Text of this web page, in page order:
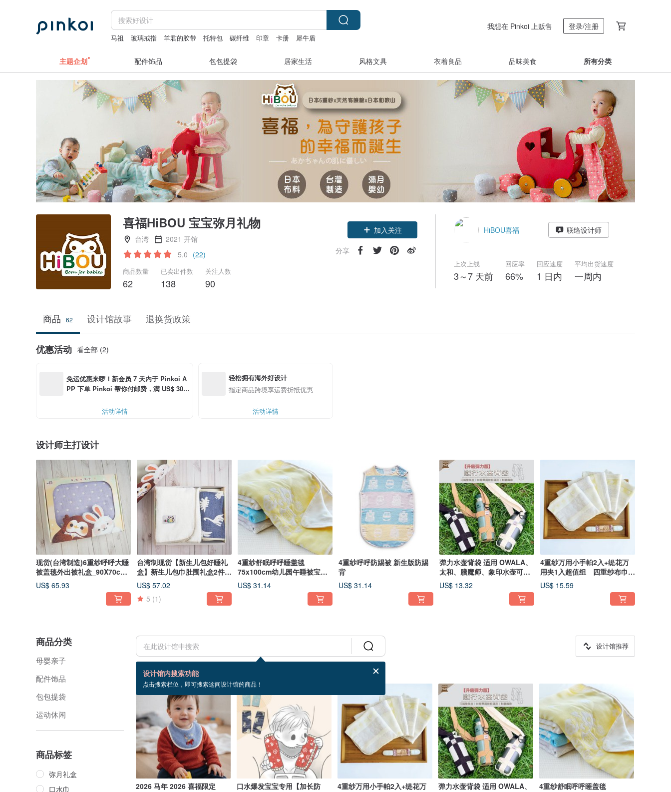
马祖 玻璃戒指 羊君的胶带 托特包 碳纤维 印章 卡册 犀牛盾
我想在 Pinkoi 上贩售 登录/注册
主题企划 配件饰品 包包提袋 居家生活 风格文具 衣着良品 品味美食 所有分类
喜福HiBOU 宝宝弥月礼物
台湾
2021 开馆
5.0 (22)
商品数量
62
已卖出件数
138
关注人数
90
加入关注
分享
HiBOU喜福 联络设计师
上次上线
3～7 天前
回应率
66%
回应速度
1 日内
平均出货速度
一周内
商品 62 设计馆故事 退换货政策
优惠活动 看全部 (2)
免运优惠来啰！新会员 7 天内于 Pinkoi A
PP 下单 Pinkoi 帮你付邮费，满 US$ 30.0
活动详情
轻松拥有海外好设计
指定商品跨境享运费折抵优惠
活动详情
设计师主打设计
现货(台湾制造)6重纱呼呼大睡
被盖毯外出被礼盒_90X70cm
S号
US$ 65.93
台湾制现货【新生儿包好睡礼
盒】新生儿包巾肚围礼盒2件组
BoxGift
US$ 57.02
5 (1)
4重纱舒眠呼呼睡盖毯
75x100cm幼儿园午睡被宝宝
盖毯 OPP袋包装
US$ 31.14
4重纱呼呼防踢被 新生版防踢
背
US$ 31.14
弹力水壶背袋 适用 OWALA、
太和、膳魔师、象印水壶可斜
背_
US$ 13.32
4重纱万用小手帕2入+缇花万
用夹1入超值组 四重纱布巾
纱布手帕
US$ 15.59
商品分类
母婴亲子
配件饰品
包包提袋
运动休闲
商品标签
弥月礼盒
口水巾
设计馆内搜索功能
点击搜索栏位，即可搜索这间设计馆的商品！
设计馆推荐
62 个商品
2026 马年 2026 喜福限定
口水爆发宝宝专用【加长防
4重纱万用小手帕2入+缇花万
弹力水壶背袋 适用 OWALA、
4重纱舒眠呼呼睡盖毯